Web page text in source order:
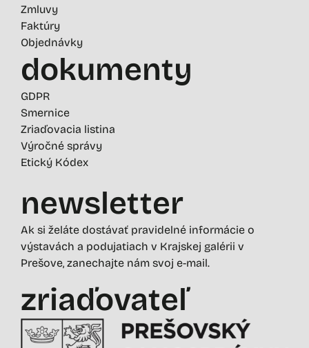
Zmluvy
Faktúry
Objednávky
dokumenty
GDPR
Smernice
Zriaďovacia listina
Výročné správy
Etický Kódex
newsletter
Ak si želáte dostávať pravidelné informácie o
výstavách a podujatiach v Krajskej galérii v
Prešove, zanechajte nám svoj e-mail.
zriaďovateľ